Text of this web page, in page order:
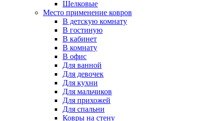
Шелковые
Место применение ковров
В детскую комнату
В гостиную
В кабинет
В комнату
В офис
Для ванной
Для девочек
Для кухни
Для мальчиков
Для прихожей
Для спальни
Ковры на стену